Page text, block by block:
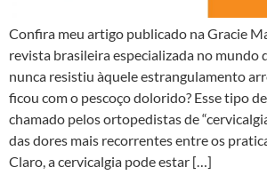
Confira meu artigo publicado na Gracie
revista brasileira especializada no mundo
nunca resistiu àquele estrangulamento
ficou com o pescoço dolorido? Esse tipo
chamado pelos ortopedistas de
das dores mais recorrentes entre os
Claro, a cervicalgia pode estar […]